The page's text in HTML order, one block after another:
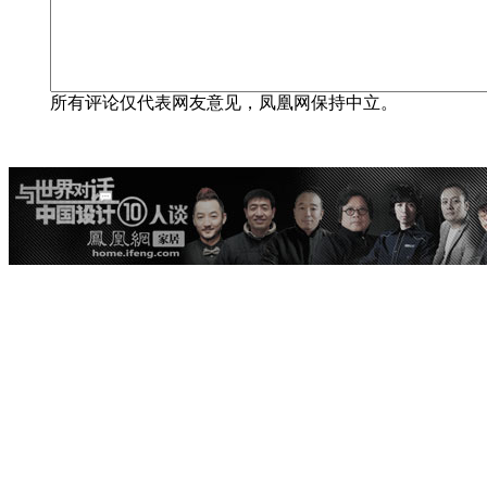
所有评论仅代表网友意见，凤凰网保持中立。